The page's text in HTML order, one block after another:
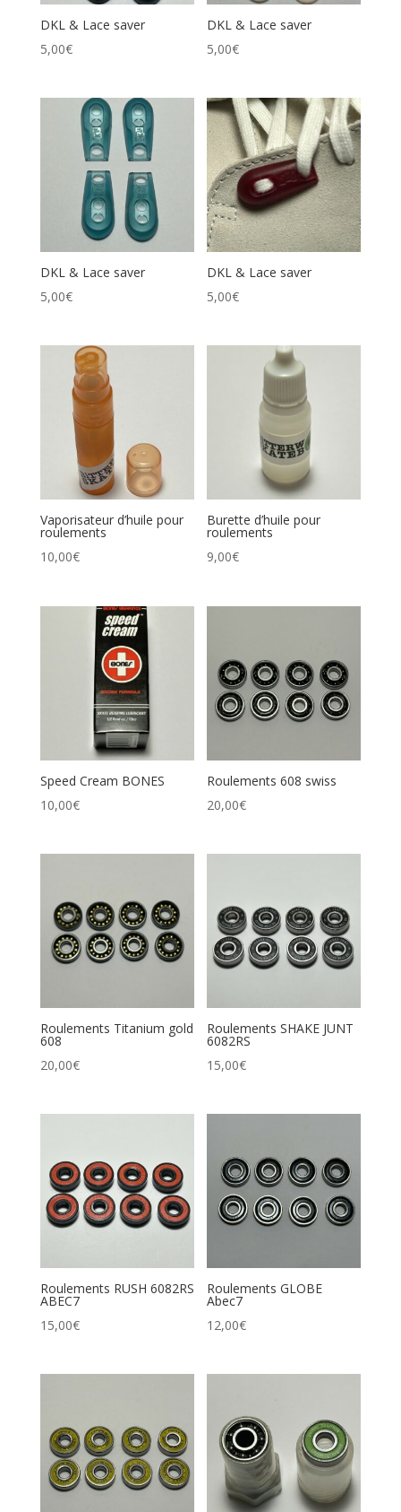
DKL & Lace saver
5,00€
DKL & Lace saver
5,00€
DKL & Lace saver
5,00€
DKL & Lace saver
5,00€
Vaporisateur d’huile pour
roulements
10,00€
Burette d’huile pour
roulements
9,00€
Speed Cream BONES
10,00€
Roulements 608 swiss
20,00€
Roulements Titanium gold
608
20,00€
Roulements SHAKE JUNT
6082RS
15,00€
Roulements RUSH 6082RS
ABEC7
15,00€
Roulements GLOBE
Abec7
12,00€